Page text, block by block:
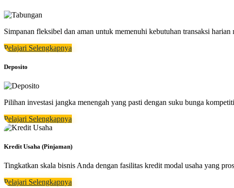
Simpanan fleksibel dan aman untuk memenuhi kebutuhan transaksi harian
Pelajari Selengkapnya
Deposito
Pilihan investasi jangka menengah yang pasti dengan suku bunga
Pelajari Selengkapnya
Kredit Usaha (Pinjaman)
Tingkatkan skala bisnis Anda dengan fasilitas kredit modal usaha yang
Pelajari Selengkapnya